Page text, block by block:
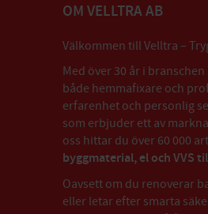
OM VELLTRA AB
Välkommen till Velltra –
Med över 30 år i
både hemmafixare och
erfarenhet och personlig
som erbjuder ett av
oss hittar du över 60 000
byggmaterial, el och VVS
Oavsett om du renoverar
eller letar efter smarta